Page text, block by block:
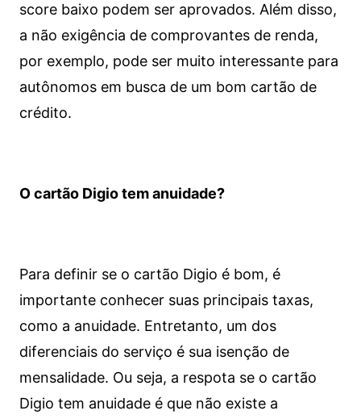
score baixo podem ser aprovados. Além disso,
a não exigência de comprovantes de renda,
por exemplo, pode ser muito interessante para
autônomos em busca de um bom cartão de
crédito.
O cartão Digio tem anuidade?
Para definir se o cartão Digio é bom, é
importante conhecer suas principais taxas,
como a anuidade. Entretanto, um dos
diferenciais do serviço é sua isenção de
mensalidade. Ou seja, a respota se o cartão
Digio tem anuidade é que não existe a